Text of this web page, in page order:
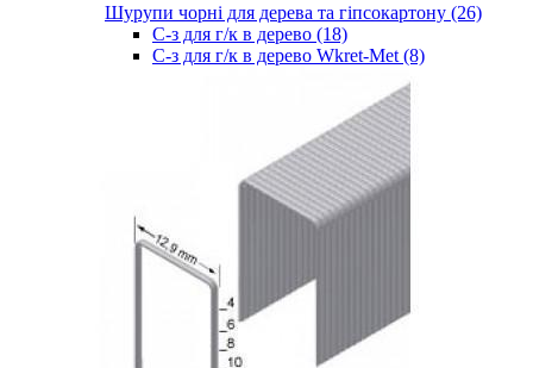
Шурупи чорні для дерева та гіпсокартону (26)
С-з для г/к в дерево (18)
С-з для г/к в дерево Wkret-Met (8)